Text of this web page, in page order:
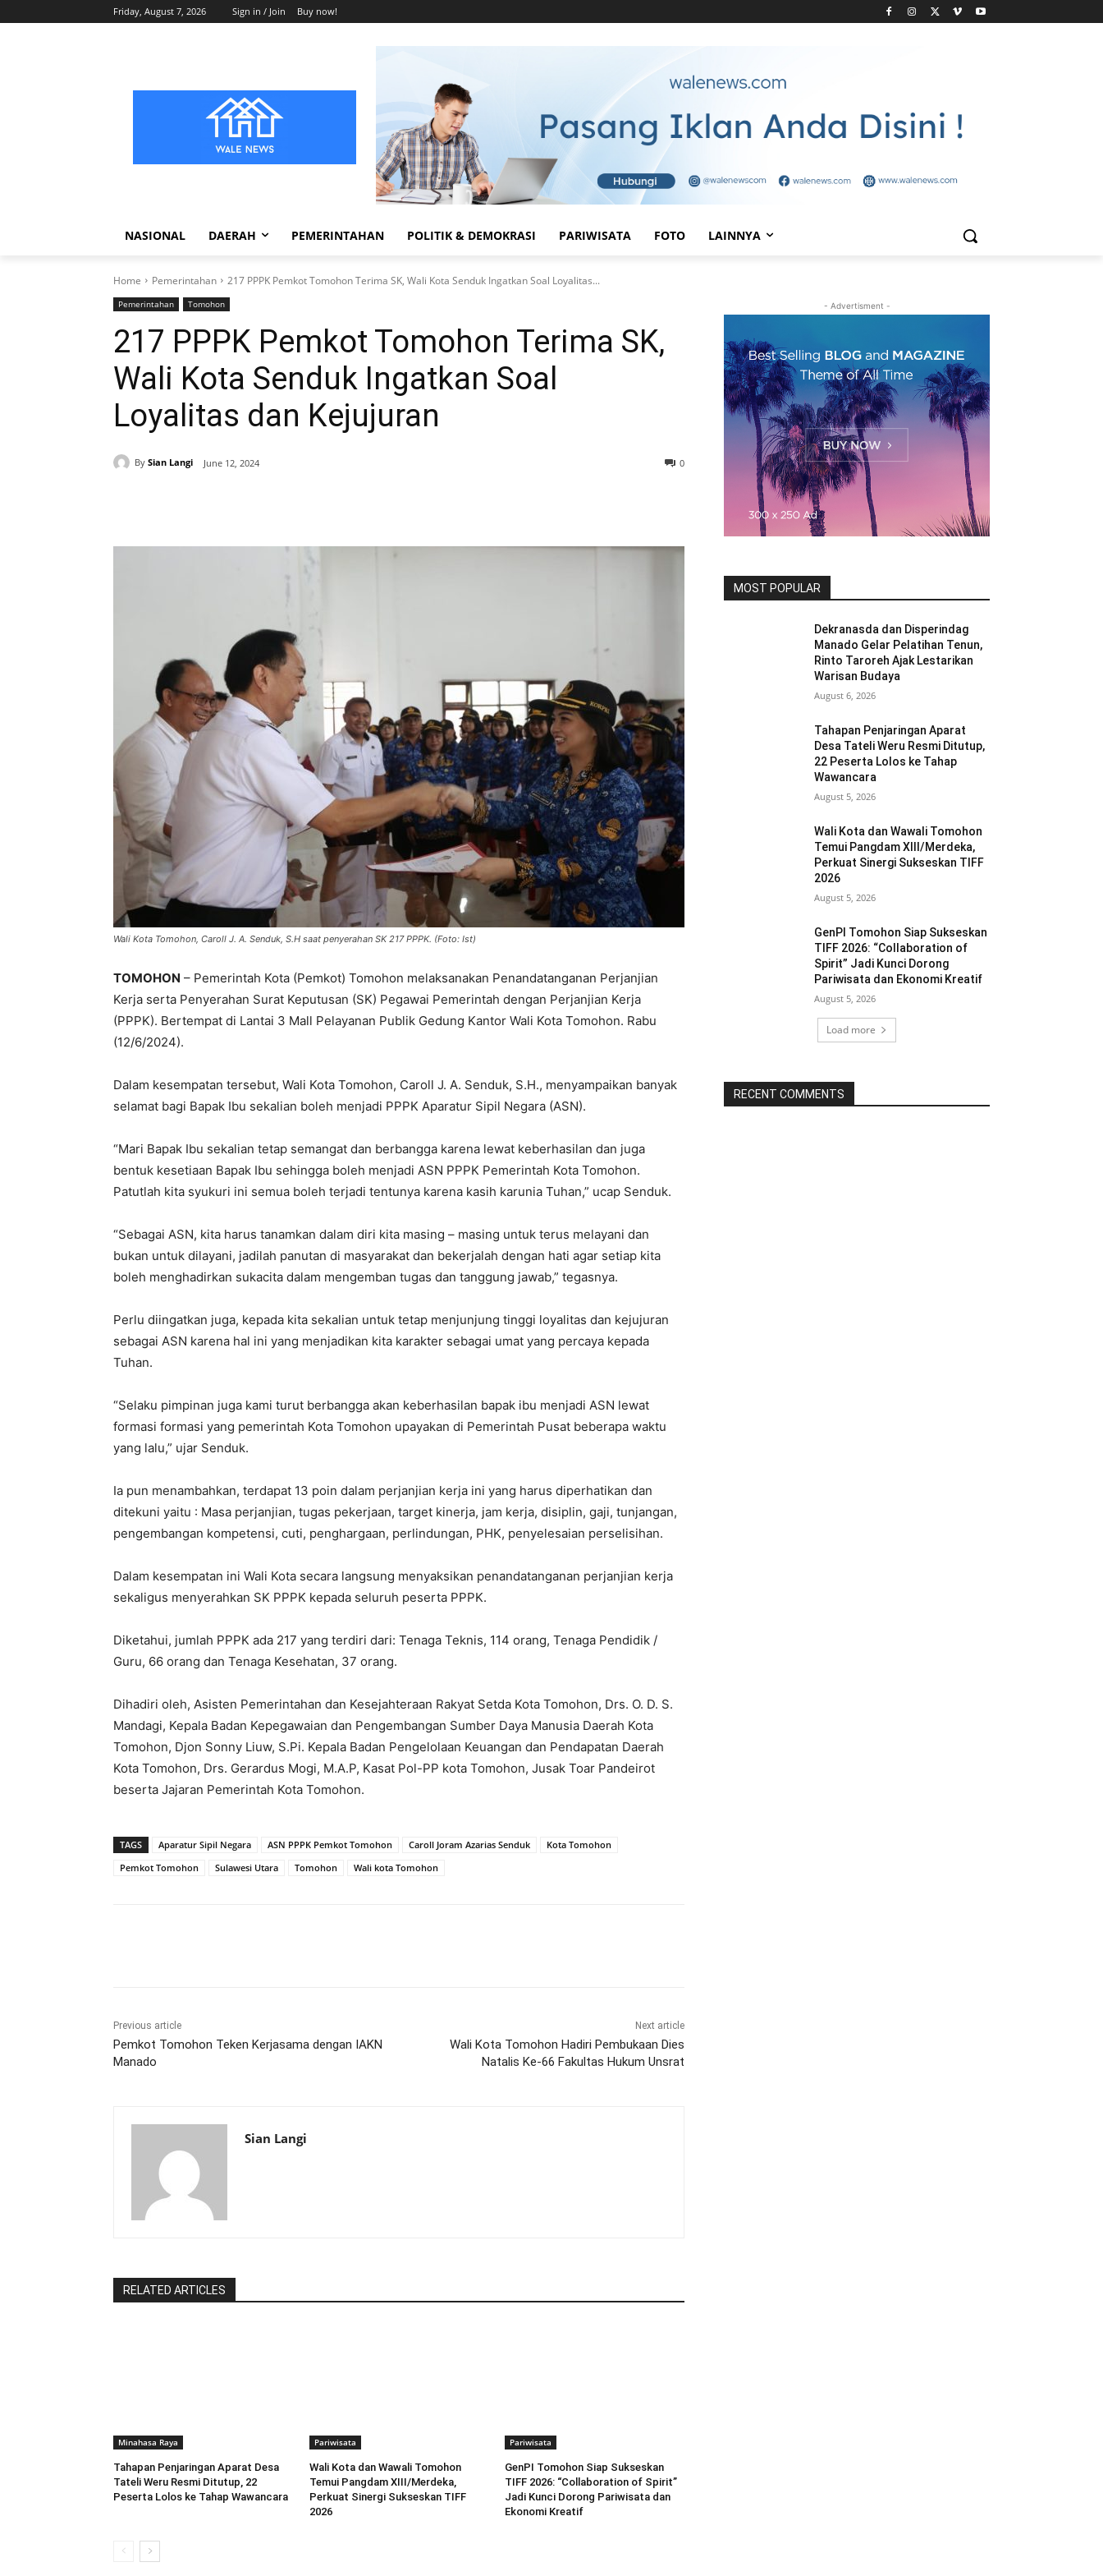
Friday, August 7, 2026 Sign in / Join Buy now!
NASIONAL DAERAH PEMERINTAHAN POLITIK & DEMOKRASI PARIWISATA FOTO LAINNYA
Home Pemerintahan 217 PPPK Pemkot Tomohon Terima SK, Wali Kota Senduk Ingatkan Soal Loyalitas...
Pemerintahan Tomohon
217 PPPK Pemkot Tomohon Terima SK,
Wali Kota Senduk Ingatkan Soal
Loyalitas dan Kejujuran
By Sian Langi June 12, 2024 0
Wali Kota Tomohon, Caroll J. A. Senduk, S.H saat penyerahan SK 217 PPPK. (Foto: Ist)
TOMOHON – Pemerintah Kota (Pemkot) Tomohon melaksanakan Penandatanganan Perjanjian
Kerja serta Penyerahan Surat Keputusan (SK) Pegawai Pemerintah dengan Perjanjian Kerja
(PPPK). Bertempat di Lantai 3 Mall Pelayanan Publik Gedung Kantor Wali Kota Tomohon. Rabu
(12/6/2024).
Dalam kesempatan tersebut, Wali Kota Tomohon, Caroll J. A. Senduk, S.H., menyampaikan banyak
selamat bagi Bapak Ibu sekalian boleh menjadi PPPK Aparatur Sipil Negara (ASN).
“Mari Bapak Ibu sekalian tetap semangat dan berbangga karena lewat keberhasilan dan juga
bentuk kesetiaan Bapak Ibu sehingga boleh menjadi ASN PPPK Pemerintah Kota Tomohon.
Patutlah kita syukuri ini semua boleh terjadi tentunya karena kasih karunia Tuhan,” ucap Senduk.
“Sebagai ASN, kita harus tanamkan dalam diri kita masing – masing untuk terus melayani dan
bukan untuk dilayani, jadilah panutan di masyarakat dan bekerjalah dengan hati agar setiap kita
boleh menghadirkan sukacita dalam mengemban tugas dan tanggung jawab,” tegasnya.
Perlu diingatkan juga, kepada kita sekalian untuk tetap menjunjung tinggi loyalitas dan kejujuran
sebagai ASN karena hal ini yang menjadikan kita karakter sebagai umat yang percaya kepada
Tuhan.
“Selaku pimpinan juga kami turut berbangga akan keberhasilan bapak ibu menjadi ASN lewat
formasi formasi yang pemerintah Kota Tomohon upayakan di Pemerintah Pusat beberapa waktu
yang lalu,” ujar Senduk.
Ia pun menambahkan, terdapat 13 poin dalam perjanjian kerja ini yang harus diperhatikan dan
ditekuni yaitu : Masa perjanjian, tugas pekerjaan, target kinerja, jam kerja, disiplin, gaji, tunjangan,
pengembangan kompetensi, cuti, penghargaan, perlindungan, PHK, penyelesaian perselisihan.
Dalam kesempatan ini Wali Kota secara langsung menyaksikan penandatanganan perjanjian kerja
sekaligus menyerahkan SK PPPK kepada seluruh peserta PPPK.
Diketahui, jumlah PPPK ada 217 yang terdiri dari: Tenaga Teknis, 114 orang, Tenaga Pendidik /
Guru, 66 orang dan Tenaga Kesehatan, 37 orang.
Dihadiri oleh, Asisten Pemerintahan dan Kesejahteraan Rakyat Setda Kota Tomohon, Drs. O. D. S.
Mandagi, Kepala Badan Kepegawaian dan Pengembangan Sumber Daya Manusia Daerah Kota
Tomohon, Djon Sonny Liuw, S.Pi. Kepala Badan Pengelolaan Keuangan dan Pendapatan Daerah
Kota Tomohon, Drs. Gerardus Mogi, M.A.P, Kasat Pol-PP kota Tomohon, Jusak Toar Pandeirot
beserta Jajaran Pemerintah Kota Tomohon.
TAGS Aparatur Sipil Negara ASN PPPK Pemkot Tomohon Caroll Joram Azarias Senduk
Kota Tomohon
Pemkot Tomohon
Sulawesi Utara Tomohon Wali kota Tomohon
Previous article
Pemkot Tomohon Teken Kerjasama dengan IAKN
Manado
Next article
Wali Kota Tomohon Hadiri Pembukaan Dies
Natalis Ke-66 Fakultas Hukum Unsrat
Sian Langi
RELATED ARTICLES
Minahasa Raya
Tahapan Penjaringan Aparat Desa
Tateli Weru Resmi Ditutup, 22
Peserta Lolos ke Tahap Wawancara
Pariwisata
Wali Kota dan Wawali Tomohon
Temui Pangdam XIII/Merdeka,
Perkuat Sinergi Sukseskan TIFF
2026
Pariwisata
GenPI Tomohon Siap Sukseskan
TIFF 2026: “Collaboration of Spirit”
Jadi Kunci Dorong Pariwisata dan
Ekonomi Kreatif
- Advertisment -
MOST POPULAR
Dekranasda dan Disperindag
Manado Gelar Pelatihan Tenun,
Rinto Taroreh Ajak Lestarikan
Warisan Budaya
August 6, 2026
Tahapan Penjaringan Aparat
Desa Tateli Weru Resmi Ditutup,
22 Peserta Lolos ke Tahap
Wawancara
August 5, 2026
Wali Kota dan Wawali Tomohon
Temui Pangdam XIII/Merdeka,
Perkuat Sinergi Sukseskan TIFF
2026
August 5, 2026
GenPI Tomohon Siap Sukseskan
TIFF 2026: “Collaboration of
Spirit” Jadi Kunci Dorong
Pariwisata dan Ekonomi Kreatif
August 5, 2026
Load more
RECENT COMMENTS